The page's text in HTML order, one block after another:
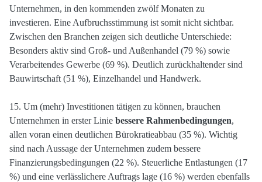
Unternehmen, in den kommenden zwölf Monaten zu
investieren. Eine Aufbruchsstimmung ist somit nicht sichtbar.
Zwischen den Branchen zeigen sich deutliche Unterschiede:
Besonders aktiv sind Groß- und Außenhandel (79 %) sowie
Verarbeitendes Gewerbe (69 %). Deutlich zurückhaltender sind
Bauwirtschaft (51 %), Einzelhandel und Handwerk.
15. Um (mehr) Investitionen tätigen zu können, brauchen
Unternehmen in erster Linie bessere Rahmenbedingungen,
allen voran einen deutlichen Bürokratieabbau (35 %). Wichtig
sind nach Aussage der Unternehmen zudem bessere
Finanzierungsbedingungen (22 %). Steuerliche Entlastungen (17
%) und eine verlässlichere Auftrags lage (16 %) werden ebenfalls